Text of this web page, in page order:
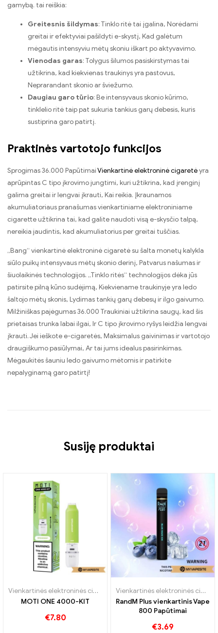
gamybą. tai reiškia:
Greitesnis šildymas: Tinklo ritė tai įgalina, Norėdami
greitai ir efektyviai pašildyti e-skystį, Kad galėtum
mėgautis intensyviu mėtų skoniu iškart po aktyvavimo.
Vienodas garas: Tolygus šilumos pasiskirstymas tai
užtikrina, kad kiekvienas traukinys yra pastovus,
Neprarandant skonio ar šviežumo.
Daugiau garo tūrio: Be intensyvaus skonio kūrimo,
tinklelio ritė taip pat sukuria tankius garų debesis, kuris
sustiprina garo patirtį.
Praktinės vartotojo funkcijos
Sprogimas 36.000 PapūtimaiVienkartinė elektroninė cigaretėyra
aprūpintas C tipo įkrovimo jungtimi, kuri užtikrina, kad įrenginį
galima greitai ir lengvai įkrauti, Kai reikia. Įkraunamos
akumuliatoriaus pranašumas vienkartiniame elektroniniame
cigarette užtikrina tai, kad galite naudoti visą e-skysčio talpą,
nereikia jaudintis, kad akumuliatorius per greitai tuščias.
„Bang“ vienkartinė elektroninė cigaretė su šalta monetų kalykla
siūlo puikų intensyvaus mėtų skonio derinį, Patvarus našumas ir
šiuolaikinės technologijos. „Tinklo ritės“ technologijos dėka jūs
patirsite pilną kūno sudėjimą, Kiekviename traukinyje yra ledo
šaltojo mėtų skonis, Lydimas tankių garų debesų ir ilgo gaivumo.
Milžiniškas pajėgumas 36.000 Traukiniai užtikrina saugų, kad šis
prietaisas trunka labai ilgai, Ir C tipo įkrovimo ryšys leidžia lengvai
įkrauti. Jei ieškote e-cigaretės, Maksimalus gaivinimas ir vartotojo
draugiškumo pasiūlymai, Ar tai jums idealus pasirinkimas.
Mėgaukitės šauniu ledo gaivumo mėtomis ir patirkite
nepalyginamą garo patirtį!
Susiję produktai
Vienkartinės elektroninės cigaretės ,Vienkartinės elektroninės
MOTI ONE 4000-KIT
€7.80
Vienkartinės elektroninės cigaretės
RandM Plus vienkartinis Vape
800 Papūtimai
€3.69